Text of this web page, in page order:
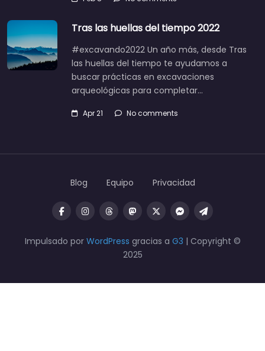
Tras las huellas del tiempo 2022
#excavando2022 Un año más, desde Tras
las huellas del tiempo te ayudamos a
buscar prácticas en excavaciones
arqueológicas para completar…
Apr 21 No comments
Blog Equipo Privacidad
Impulsado por WordPress gracias a G3 | Copyright ©
2025